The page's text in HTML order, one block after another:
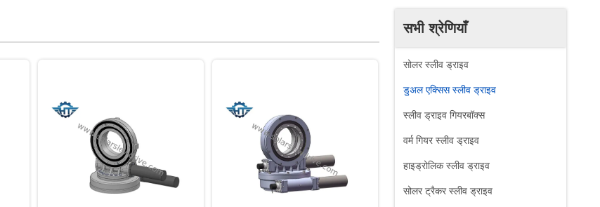
सभी श्रेणियाँ
सोलर स्लीव ड्राइव
डुअल एक्सिस स्लीव ड्राइव
स्लीव ड्राइव गियरबॉक्स
वर्म गियर स्लीव ड्राइव
हाइड्रोलिक स्लीव ड्राइव
सोलर ट्रैकर स्लीव ड्राइव